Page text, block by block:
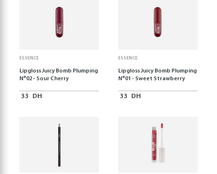
ESSENCE
Lipgloss Juicy Bomb Plumping
N°02 - Sour Cherry
33 DH
ESSENCE
Lipgloss Juicy Bomb Plumping
N°01 - Sweet Strawberry
33 DH